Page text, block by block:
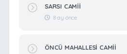
SARSI CAMİİ
8 ay önce
ÖNCÜ MAHALLESİ CAMİİ